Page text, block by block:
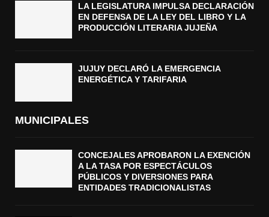
LA LEGISLATURA IMPULSA DECLARACIÓN
EN DEFENSA DE LA LEY DEL LIBRO Y LA
PRODUCCIÓN LITERARIA JUJEÑA
JUJUY DECLARÓ LA EMERGENCIA
ENERGÉTICA Y TARIFARIA
MUNICIPALES
CONCEJALES APROBARON LA EXENCIÓN
A LA TASA POR ESPECTÁCULOS
PÚBLICOS Y DIVERSIONES PARA
ENTIDADES TRADICIONALISTAS